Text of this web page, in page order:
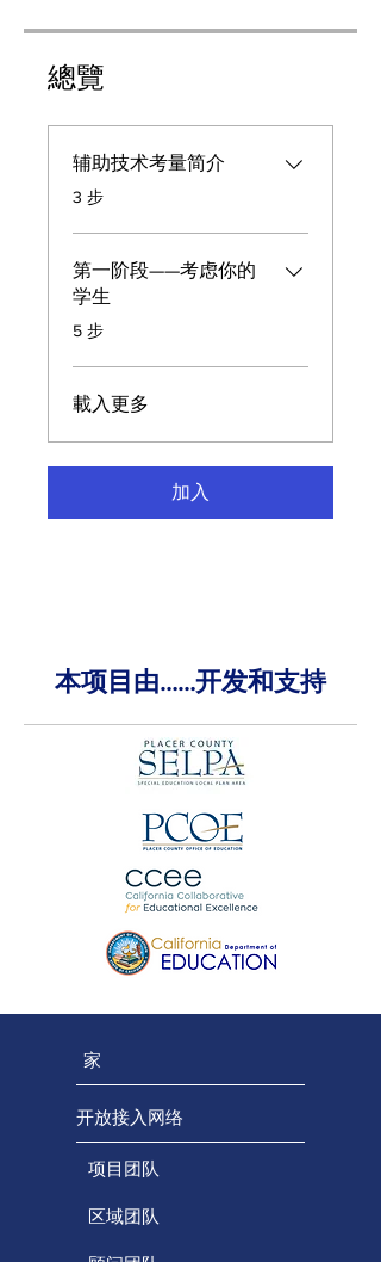
總覽
辅助技术考量简介
.3 步
第一阶段——考虑你的
学生
.5 步
載入更多
加入
本项目由……开发和支持
家
开放接入网络
项目团队
区域团队